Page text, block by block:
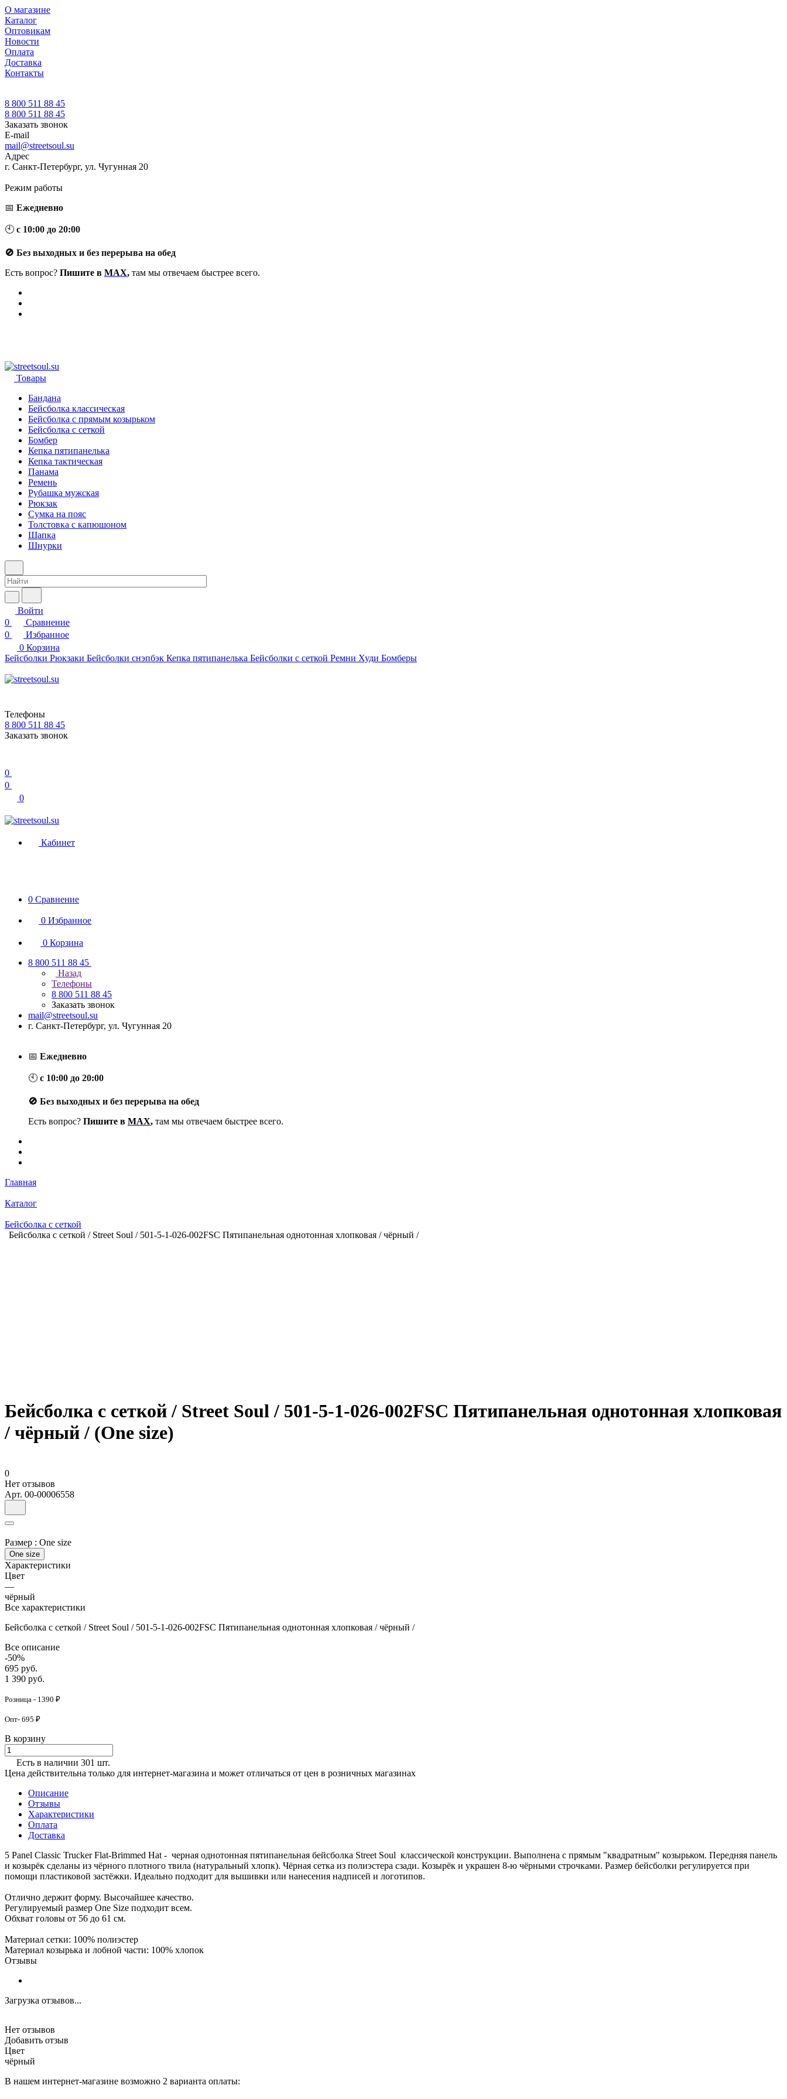
О магазине
Каталог
Оптовикам
Новости
Оплата
Доставка
Контакты
8 800 511 88 45
8 800 511 88 45
Заказать звонок
E-mail
mail@streetsoul.su
Адрес
г. Санкт-Петербург, ул. Чугунная 20
Режим работы
📅 Ежедневно
🕙 с 10:00 до 20:00
🚫 Без выходных и без перерыва на обед
Есть вопрос? Пишите в MAX, там мы отвечаем быстрее всего.
Товары
Бандана
Бейсболка классическая
Бейсболка с прямым козырьком
Бейсболка с сеткой
Бомбер
Кепка пятипанелька
Кепка тактическая
Панама
Ремень
Рубашка мужская
Рюкзак
Сумка на пояс
Толстовка с капюшоном
Шапка
Шнурки
Войти
0
Сравнение
0
Избранное
0 Корзина
Бейсболки Рюкзаки Бейсболки снэпбэк Кепка пятипанелька Бейсболки с сеткой Ремни Худи Бомберы
Телефоны
8 800 511 88 45
Заказать звонок
0
0
0
Кабинет
0 Сравнение
0 Избранное
0 Корзина
8 800 511 88 45
Назад
Телефоны
8 800 511 88 45
Заказать звонок
mail@streetsoul.su
г. Санкт-Петербург, ул. Чугунная 20
📅 Ежедневно
🕙 с 10:00 до 20:00
🚫 Без выходных и без перерыва на обед
Есть вопрос? Пишите в MAX, там мы отвечаем быстрее всего.
Главная
Каталог
Бейсболка с сеткой
Бейсболка с сеткой / Street Soul / 501-5-1-026-002FSC Пятипанельная однотонная хлопковая / чёрный /
Бейсболка с сеткой / Street Soul / 501-5-1-026-002FSC Пятипанельная однотонная хлопковая
/ чёрный / (One size)
0
Нет отзывов
Арт. 00-00006558
Размер : One size
One size
Характеристики
Цвет
—
чёрный
Все характеристики
Бейсболка с сеткой / Street Soul / 501-5-1-026-002FSC Пятипанельная однотонная хлопковая / чёрный /
Все описание
-50%
695 руб.
1 390 руб.
Розница - 1390 ₽
Опт- 695 ₽
В корзину
Есть в наличии 301 шт.
Цена действительна только для интернет-магазина и может отличаться от цен в розничных магазинах
Описание
Отзывы
Характеристики
Оплата
Доставка
5 Panel Classic Trucker Flat-Brimmed Hat - черная однотонная пятипанельная бейсболка Street Soul классической конструкции. Выполнена с прямым "квадратным" козырьком. Передняя панель
и козырёк сделаны из чёрного плотного твила (натуральный хлопк). Чёрная сетка из полиэстера сзади. Козырёк и украшен 8-ю чёрными строчками. Размер бейсболки регулируется при
помощи пластиковой застёжки. Идеально подходит для вышивки или нанесения надписей и логотипов.
Отлично держит форму. Высочайшее качество.
Регулируемый размер One Size подходит всем.
Обхват головы от 56 до 61 см.
Материал сетки: 100% полиэстер
Материал козырька и лобной части: 100% хлопок
Отзывы
Загрузка отзывов...
Нет отзывов
Добавить отзыв
Цвет
чёрный
В нашем интернет-магазине возможно 2 варианта оплаты: